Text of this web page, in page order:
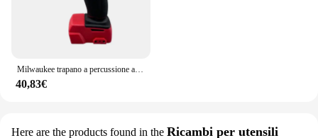
40,83€
Here are the products found in the Ricambi per utensili